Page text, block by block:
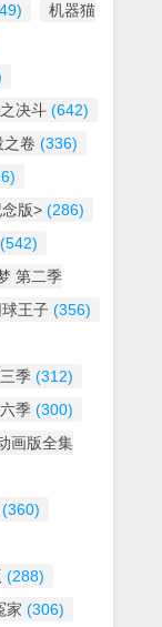
机器猫
决斗 (642)
之卷 (336)
版> (286)
(542)
第二季
球王子 (356)
季 (312)
季 (300)
画版全集
(360)
(288)
家 (306)